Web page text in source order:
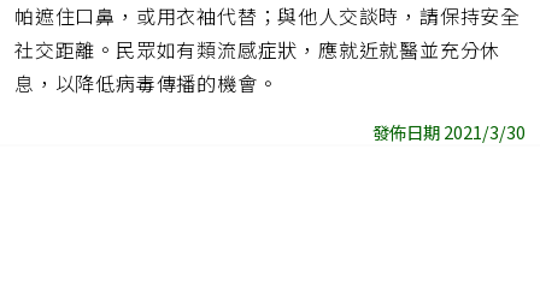
帕遮住口鼻，或用衣袖代替；與他人交談時，請保持安全
社交距離。民眾如有類流感症狀，應就近就醫並充分休
息，以降低病毒傳播的機會。
發佈日期 2021/3/30